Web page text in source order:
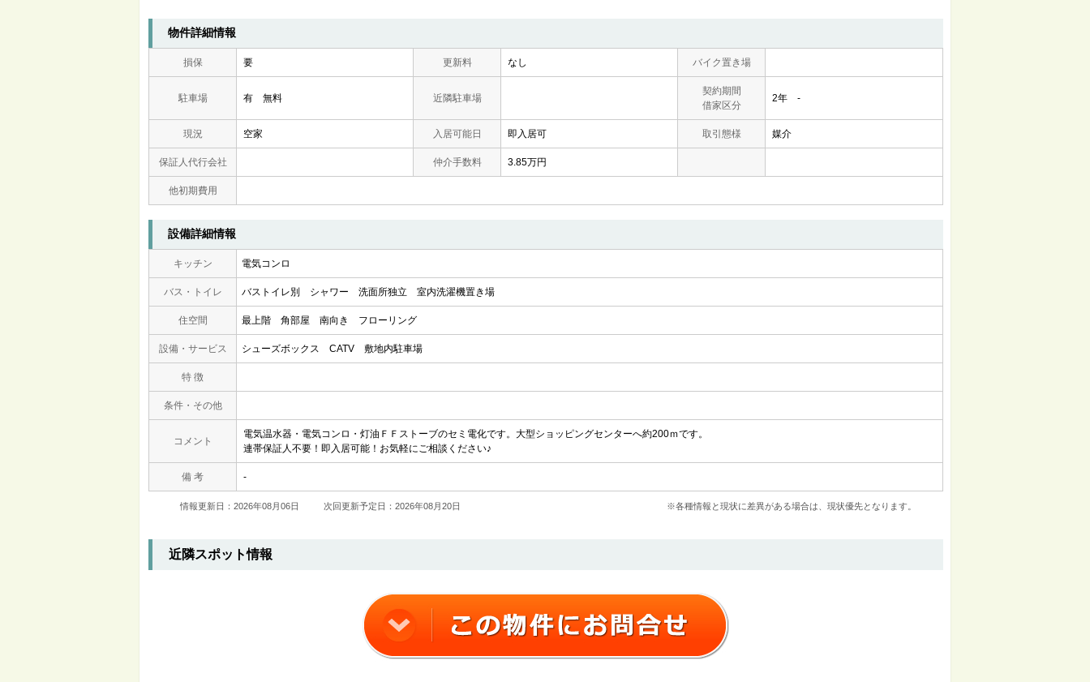
物件詳細情報
損保 要 更新料 なし バイク置き場
駐車場 有 無料 近隣駐車場
契約期間
借家区分
2年 -
現況 空家 入居可能日 即入居可 取引態様 媒介
保証人代行会社 仲介手数料 3.85万円
他初期費用
設備詳細情報
キッチン 電気コンロ
バス・トイレ バストイレ別 シャワー 洗面所独立 室内洗濯機置き場
住空間 最上階 角部屋 南向き フローリング
設備・サービス シューズボックス CATV 敷地内駐車場
特 徴
条件・その他
コメント
電気温水器・電気コンロ・灯油ＦＦストーブのセミ電化です。大型ショッピングセンターへ約200ｍです。
連帯保証人不要！即入居可能！お気軽にご相談ください♪
備 考 -
情報更新日：2026年08月06日 次回更新予定日：2026年08月20日 ※各種情報と現状に差異がある場合は、現状優先となります。
近隣スポット情報